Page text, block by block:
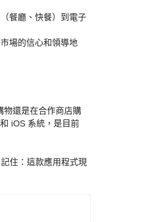
餐廳、快餐）到電子
場的信心和領導地
物還是在合作商店購
iOS 系統，是目前
住：這款應用程式現